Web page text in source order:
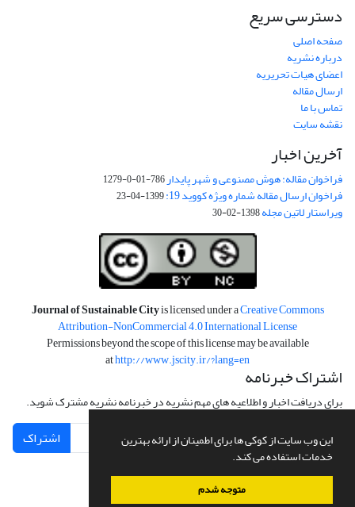
این وب سایت از کوکی ها برای اطمینان از ارائه بهترین
خدمات استفاده می کند.
متوجه شدم
دسترسی سریع
صفحه اصلی
درباره نشریه
اعضای هیات تحریریه
ارسال مقاله
تماس با ما
نقشه سایت
آخرین اخبار
فراخوان مقاله: هوش مصنوعی و شهر پایدار786-01-0-1279
فراخوان ارسال مقاله شماره ویژه کووید 19: 1399-04-23
ویراستار لاتین مجله1398-02-30
Journal of Sustainable Cityis licensed under aCreative Commons
Attribution-NonCommercial 4.0 International License
Permissions beyond the scope of this license may be available
athttp://www.jscity.ir/?lang=en
اشتراک خبرنامه
برای دریافت اخبار و اطلاعیه های مهم نشریه در خبرنامه نشریه مشترک شوید.
اشتراک